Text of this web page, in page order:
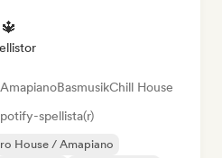
BasmusikChill House
spellista(r)
House / Amapiano